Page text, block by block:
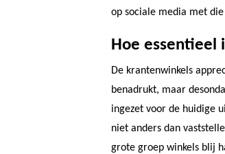
op sociale media met
Hoe essentieel
De krantenwinkels
benadrukt, maar
ingezet voor de huidige
niet anders dan
grote groep winkels blij